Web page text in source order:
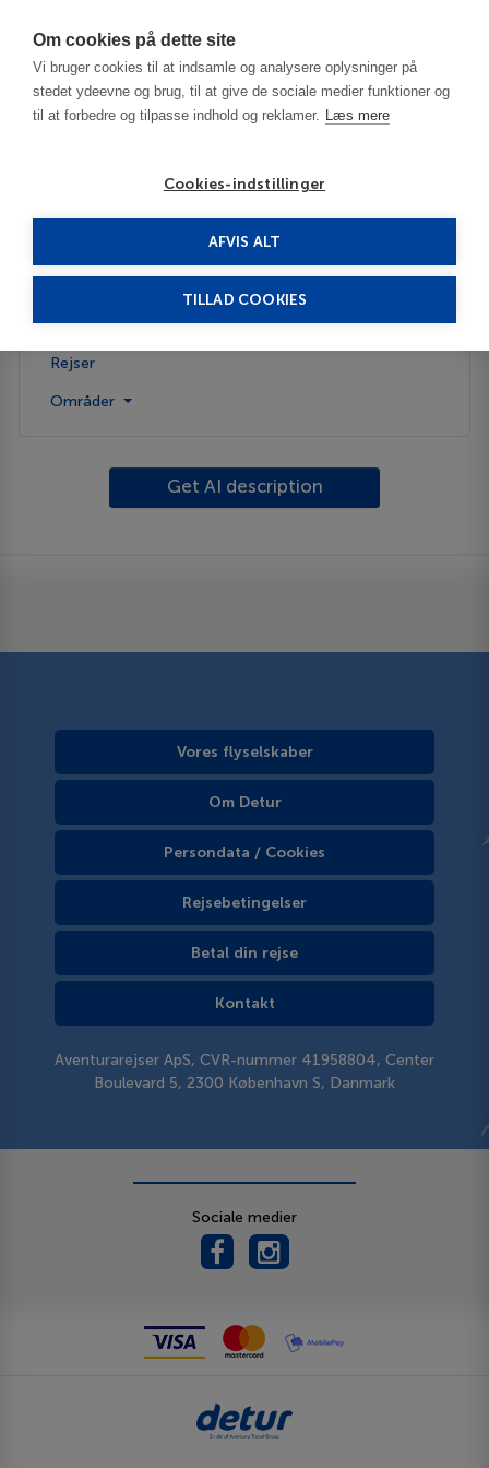
Om cookies på dette site
Vi bruger cookies til at indsamle og analysere oplysninger på
stedet ydeevne og brug, til at give de sociale medier funktioner og
til at forbedre og tilpasse indhold og reklamer. Læs mere
Cookies-indstillinger
AFVIS ALT
TILLAD COOKIES
Beskrivelse
Rejser
Områder
Get AI description
Vores flyselskaber
Om Detur
Persondata / Cookies
Rejsebetingelser
Betal din rejse
Kontakt
Aventurarejser ApS, CVR-nummer 41958804, Center
Boulevard 5, 2300 København S, Danmark
Sociale medier